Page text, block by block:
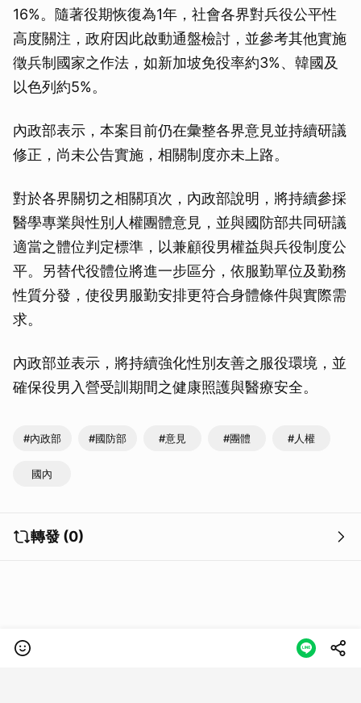
16%。隨著役期恢復為1年，社會各界對兵役公平性
高度關注，政府因此啟動通盤檢討，並參考其他實施
徵兵制國家之作法，如新加坡免役率約3%、韓國及
以色列約5%。
內政部表示，本案目前仍在彙整各界意見並持續研議
修正，尚未公告實施，相關制度亦未上路。
對於各界關切之相關項次，內政部說明，將持續參採
醫學專業與性別人權團體意見，並與國防部共同研議
適當之體位判定標準，以兼顧役男權益與兵役制度公
平。另替代役體位將進一步區分，依服勤單位及勤務
性質分發，使役男服勤安排更符合身體條件與實際需
求。
內政部並表示，將持續強化性別友善之服役環境，並
確保役男入營受訓期間之健康照護與醫療安全。
#內政部 #國防部 #意見 #團體 #人權
國內
轉發 (0)